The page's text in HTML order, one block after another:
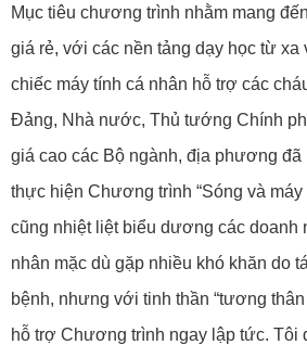
Mục tiêu chương trình nhằm mang
giá rẻ, với các nền tảng dạy học từ xa
chiếc máy tính cá nhân hỗ trợ các
Đảng, Nhà nước, Thủ tướng Chính
giá cao các Bộ ngành, địa phương
thực hiện Chương trình “Sóng và máy
cũng nhiệt liệt biểu dương các doanh
nhân mặc dù gặp nhiều khó khăn do
bệnh, nhưng với tinh thần “tương
hỗ trợ Chương trình ngay lập tức. Tôi